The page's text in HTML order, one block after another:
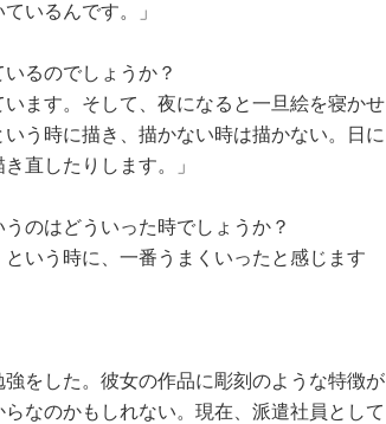
いるんです。」
るのでしょうか？
ます。そして、夜になると一旦絵を寝かせ
う時に描き、描かない時は描かない。日に
直したりします。」
のはどういった時でしょうか？
いう時に、一番うまくいったと感じます
をした。彼女の作品に彫刻のような特徴が
なのかもしれない。現在、派遣社員として